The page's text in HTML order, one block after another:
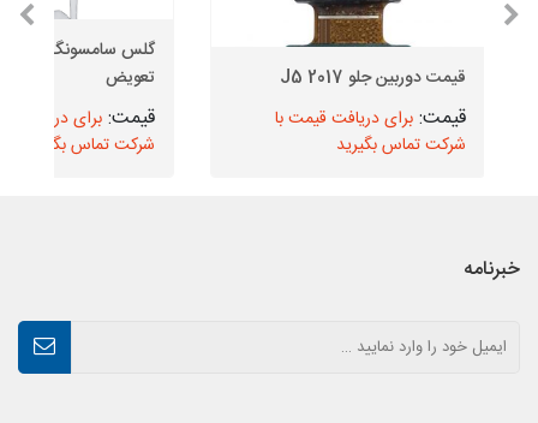
قیمت دوربین جلو J5 2017
برای دریافت قیمت با
شرکت تماس بگیرید
تعویض
برای دریافت
شرکت تماس بگیرید
خبرنامه